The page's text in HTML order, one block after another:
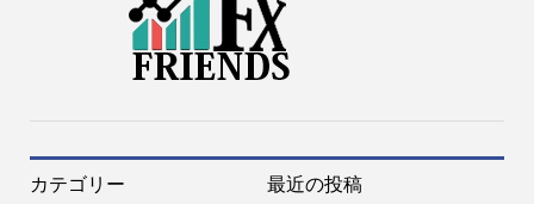
カテゴリー 最近の投稿
口座開設オススメ トレード手法